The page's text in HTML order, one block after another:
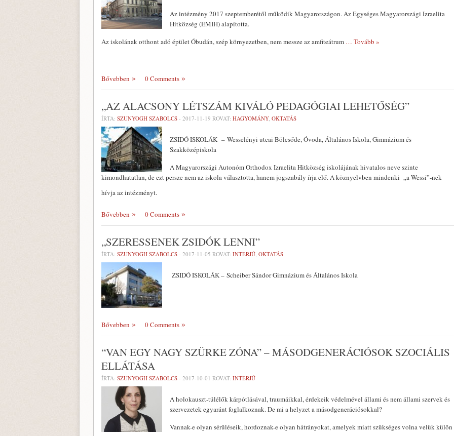
Az intézmény 2017 szeptemberétől működik Magyarországon. Az Egységes Magyarországi Izraelita
Hitközség (EMIH) alapította.
Az iskolának otthont adó épület Óbudán, szép környezetben, nem messze az amfiteátrum … Tovább »
Bővebben 0 Comments
„AZ ALACSONY LÉTSZÁM KIVÁLÓ PEDAGÓGIAI LEHETŐSÉG”
ÍRTA: SZUNYOGH SZABOLCS - 2017-11-19 ROVAT: HAGYOMÁNY, OKTATÁS
ZSIDÓ ISKOLÁK – Wesselényi utcai Bölcsőde, Óvoda, Általános Iskola, Gimnázium és
Szakközépiskola
A Magyarországi Autonóm Orthodox Izraelita Hitközség iskolájának hivatalos neve szinte
kimondhatatlan, de ezt persze nem az iskola választotta, hanem jogszabály írja elő. A köznyelvben mindenki „a Wessi”-nek
hívja az intézményt.
Bővebben 0 Comments
„SZERESSENEK ZSIDÓK LENNI”
ÍRTA: SZUNYOGH SZABOLCS - 2017-11-05 ROVAT: INTERJÚ, OKTATÁS
ZSIDÓ ISKOLÁK – Scheiber Sándor Gimnázium és Általános Iskola
Bővebben 0 Comments
“VAN EGY NAGY SZÜRKE ZÓNA” – MÁSODGENERÁCIÓSOK SZOCIÁLIS
ELLÁTÁSA
ÍRTA: SZUNYOGH SZABOLCS - 2017-10-01 ROVAT: INTERJÚ
A holokauszt-túlélők kárpótlásával, traumáikkal, érdekeik védelmével állami és nem állami szervek és
szervezetek egyaránt foglalkoznak. De mi a helyzet a másodgenerációsokkal?
Vannak-e olyan sérüléseik, hordoznak-e olyan hátrányokat, amelyek miatt szükséges volna velük külön